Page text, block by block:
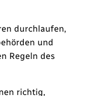
durchlaufen,
und
Regeln des
richtig,